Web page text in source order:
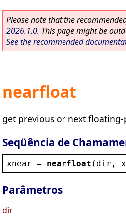
Please note that the
2026.1.0. This page might be
See the recommended
nearfloat
get previous or next
Seqüência de
xnear = nearfloat ( dir , x
Parâmetros
dir